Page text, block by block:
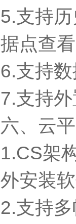
5.支持
据点查看
6.支持
7.支持
六、云
1.CS架
外安装
2.支持